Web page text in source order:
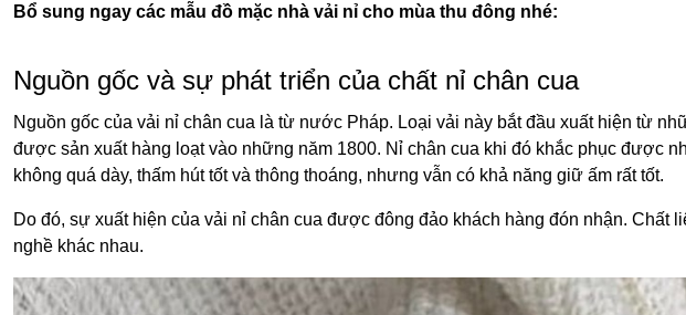
Bổ sung ngay các mẫu đồ mặc nhà vải nỉ cho mùa thu đông nhé:
Nguồn gốc và sự phát triển của chất nỉ chân cua
Nguồn gốc của vải nỉ chân cua là từ nước Pháp. Loại vải này bắt đầu xuất hiện từ
được sản xuất hàng loạt vào những năm 1800. Nỉ chân cua khi đó khắc phục được
không quá dày, thấm hút tốt và thông thoáng, nhưng vẫn có khả năng giữ ấm rất tốt.
Do đó, sự xuất hiện của vải nỉ chân cua được đông đảo khách hàng đón nhận.
nghề khác nhau.